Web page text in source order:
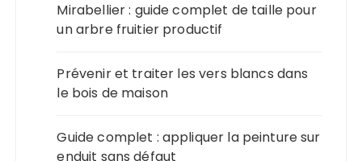
Mirabellier : guide complet de taille pour
un arbre fruitier productif
Prévenir et traiter les vers blancs dans
le bois de maison
Guide complet : appliquer la peinture sur
enduit sans défaut